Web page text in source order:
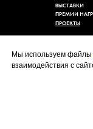
Мы используем файлы
взаимодействия с
ПРЕМИИ
ПРОЕКТЫ
ВЫСТАВКИ